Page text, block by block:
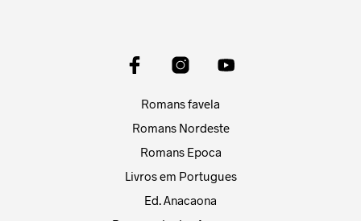
Romans favela
Romans Nordeste
Romans Epoca
Livros em Portugues
Ed. Anacaona